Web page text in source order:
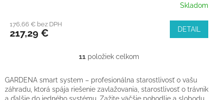
Skladom
176,66 € bez DPH
217,29 € DETAIL
O
l
á
d
11 položiek celkom
GARDENA smart system – profesionálna starostlivosť o vašu
záhradu, ktorá spája riešenie zavlažovania, starostlivosť o trávnik